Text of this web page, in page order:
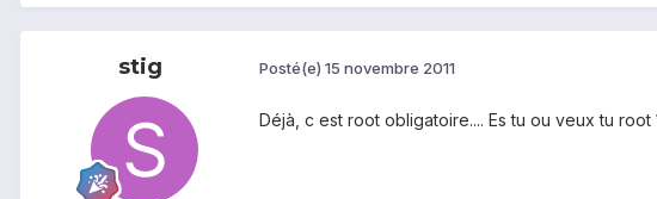
stig Posté(e) 15 novembre 2011
Déjà, c est root obligatoire.... Es tu ou veux tu root